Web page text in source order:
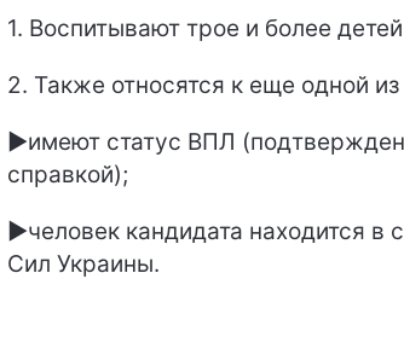
1. Воспитывают трое и более
2. Также относятся к еще одной из
►имеют статус ВПЛ
справкой);
►человек кандидата находится в
Сил Украины.